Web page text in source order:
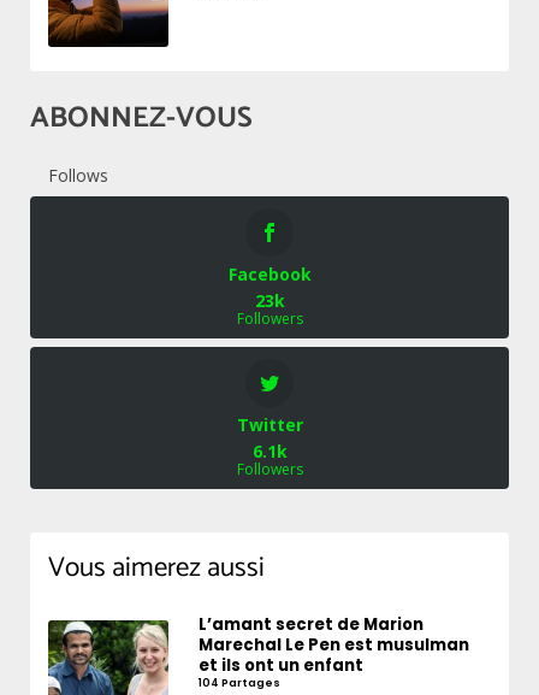
ABONNEZ-VOUS
Follows
Facebook
23k
Followers
Twitter
6.1k
Followers
Vous aimerez aussi
L’amant secret de Marion
Marechal Le Pen est musulman
et ils ont un enfant
104 Partages